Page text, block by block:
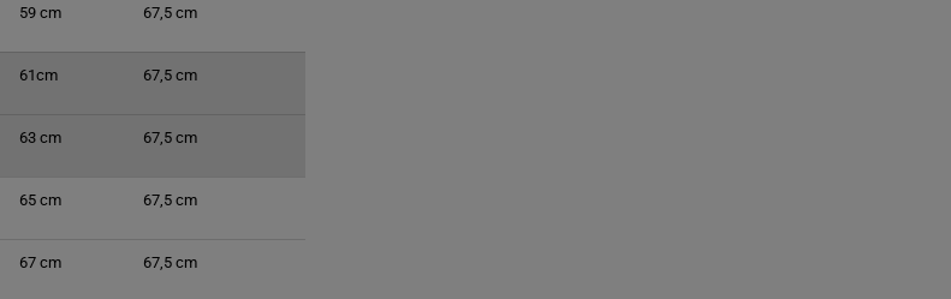
59 cm 67,5cm
61cm 67,5cm
63 cm 67,5cm
65 cm 67,5 cm
67 cm 67,5 cm